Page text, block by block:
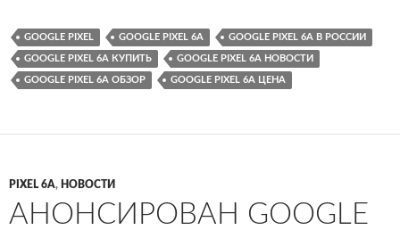
GOOGLE PIXEL GOOGLE PIXEL 6A GOOGLE PIXEL 6A В РОССИИ
GOOGLE PIXEL 6A КУПИТЬ GOOGLE PIXEL 6A НОВОСТИ
GOOGLE PIXEL 6A ОБЗОР GOOGLE PIXEL 6A ЦЕНА
PIXEL 6A, НОВОСТИ
АНОНСИРОВАН GOOGLE